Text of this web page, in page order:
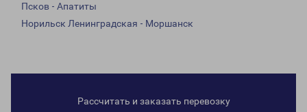
Псков - Апатиты
Норильск Ленинградская - Моршанск
Рассчитать и заказать перевозку